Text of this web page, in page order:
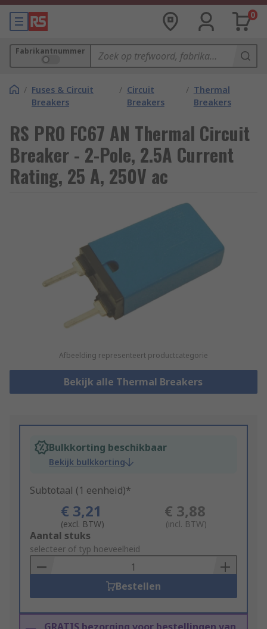
0
Fabrikantnummer
/ Fuses & Circuit
Breakers
/ Circuit
Breakers
/ Thermal
Breakers
RS PRO FC67 AN Thermal Circuit
Breaker - 2-Pole, 2.5A Current
Rating, 25 A, 250V ac
Afbeelding representeert productcategorie
Bekijk alle Thermal Breakers
Bulkkorting beschikbaar
Bekijk bulkkorting
Subtotaal (1 eenheid)*
€ 3,21
(excl. BTW)
€ 3,88
(incl. BTW)
Add
to
Basket
Aantal stuks
selecteer of typ hoeveelheid
Bestellen